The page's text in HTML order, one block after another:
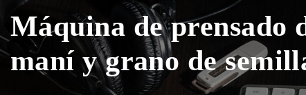
Máquina de prensado
maní y grano de